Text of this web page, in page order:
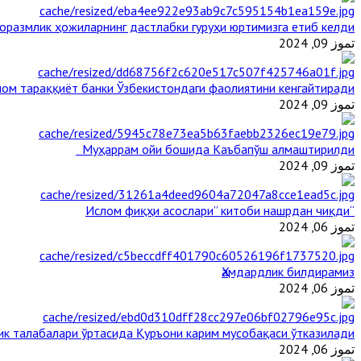
ҳожиларнинг дастлабки гуруҳи юртимизга етиб келди
تموز 09, 2024
тараққиёт банки Ўзбекистондаги фаолиятини кенгайтиради
تموز 09, 2024
Муҳаррам ойи бошида Каъбапўш алмаштирилди
تموز 09, 2024
“Ислом фиқҳи асослари” китоби нашрдан чиқди
تموز 06, 2024
Ҳамдардлик билдирамиз
تموز 06, 2024
талабалари ўртасида Қуръони карим мусобақаси ўтказилади
تموز 06, 2024